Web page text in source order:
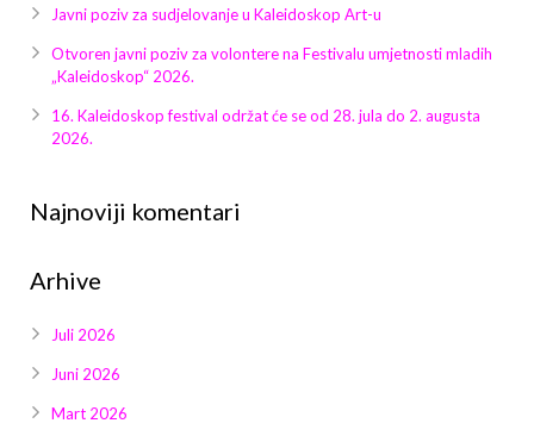
Galerija 2024
Galerija 2025
Javni poziv za sudjelovanje u Kaleidoskop Art-u
Otvoren javni poziv za volontere na Festivalu umjetnosti mladih
„Kaleidoskop“ 2026.
16. Kaleidoskop festival održat će se od 28. jula do 2. augusta
2026.
Najnoviji komentari
Arhive
Juli 2026
Juni 2026
Mart 2026